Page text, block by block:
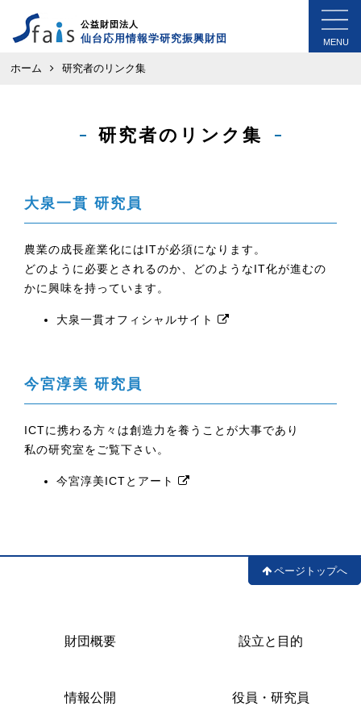
公益財団法人
仙台応用情報学研究振興財団 MENU
ホーム 研究者のリンク集
研究者のリンク集
大泉一貫 研究員
農業の成長産業化にはITが必須になります。
どのように必要とされるのか、どのようなIT化が進むの
かに興味を持っています。
大泉一貫オフィシャルサイト
今宮淳美 研究員
ICTに携わる方々は創造力を養うことが大事であり
私の研究室をご覧下さい。
今宮淳美ICTとアート
ページトップへ
財団概要 設立と目的
情報公開 役員・研究員